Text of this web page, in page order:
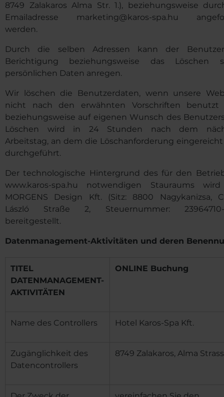
8749 Zalakaros Alma Str. 1.), beziehungsweise
Emailadresse marketing@karos-spa.hu
werden.
Durch die selben Adressen kann der
Berichtigung beziehungsweise das Löschen
persönlichen Daten anregen.
Wir löschen die Benutzerdaten, wenn unsere
nicht nach den erwähnten Vorschriften benutzt
beziehungsweise auf eigenen Wunsch des
Löschen wird in 24 Stunden nach dem
Arbeitstag, an dem die Löschanforderung
durchgeführt.
Der technologische Hintergrund des für den
www.karos-spa.hu notwendigen Stauraums
MORGENS Design Kft. (Sitz: 8800 Nagykanizsa,
László Straße 2, Steuernummer: 23964710-
bereitgestellt.
Datenmanagement-Aktivitäten und deren
TITEL
DATENMANAGEMENT-
AKTIVITÄTEN
ONLINE Buchung
Name des Controllers Hotel Karos-Spa Kft.
Zugänglichkeit des
Datencontrollers
8749 Zalakaros, Alma